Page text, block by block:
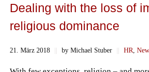
Dealing with the loss of
religious dominance
21. März 2018 || by Michael Stuber || HR,